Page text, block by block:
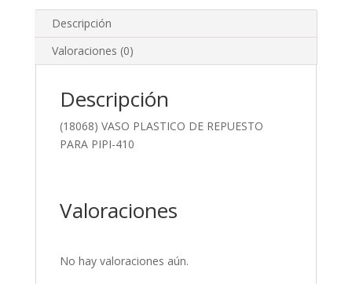
PIPI-
410
cantidad
Descripción
Valoraciones (0)
Descripción
(18068) VASO PLASTICO DE REPUESTO
PARA PIPI-410
Valoraciones
No hay valoraciones aún.